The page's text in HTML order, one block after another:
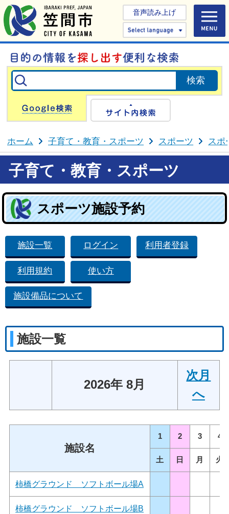
音声読み上げ
Select
Google検索
ホーム 子育て・教育・スポーツ スポーツ スポ
子育て・教育・スポーツ
スポーツ施設予約
施設一覧 ログイン 利用者登録
利用規約 使い方
施設備品について
施設一覧
2026年 8月
次月
へ
施設名
1 2 3 4
土 日 月 火
柿橋グラウンド ソフトボール場A
柿橋グラウンド ソフトボール場B